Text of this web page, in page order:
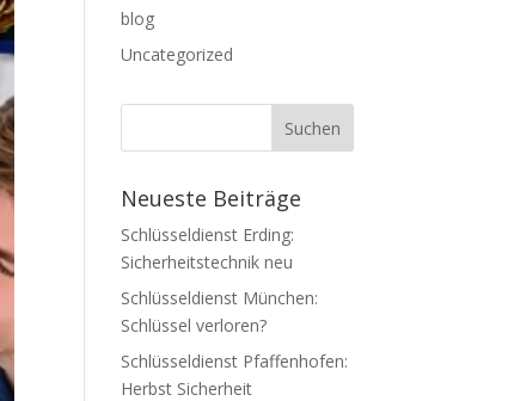
blog
Uncategorized
Neueste Beiträge
Schlüsseldienst Erding:
Sicherheitstechnik neu
Schlüsseldienst München:
Schlüssel verloren?
Schlüsseldienst Pfaffenhofen:
Herbst Sicherheit